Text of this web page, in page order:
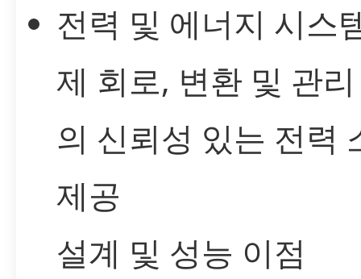
전력 및 에너지 시스
제 회로, 변환 및 관
의 신뢰성 있는 전력
제공
설계 및 성능 이점